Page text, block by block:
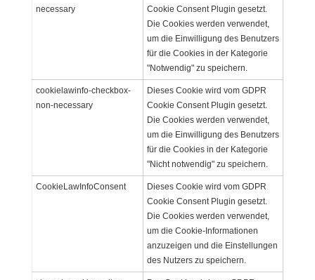
necessary
Cookie Consent Plugin gesetzt.
Die Cookies werden verwendet,
um die Einwilligung des Benutzers
für die Cookies in der Kategorie
"Notwendig" zu speichern.
cookielawinfo-checkbox-
non-necessary
Dieses Cookie wird vom GDPR
Cookie Consent Plugin gesetzt.
Die Cookies werden verwendet,
um die Einwilligung des Benutzers
für die Cookies in der Kategorie
"Nicht notwendig" zu speichern.
CookieLawInfoConsent
Dieses Cookie wird vom GDPR
Cookie Consent Plugin gesetzt.
Die Cookies werden verwendet,
um die Cookie-Informationen
anzuzeigen und die Einstellungen
des Nutzers zu speichern.